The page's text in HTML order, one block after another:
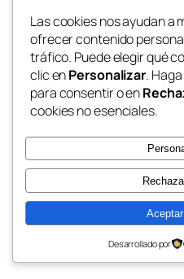
Twenty Twenty-Five
Las cookies nos ayudan a
ofrecer contenido
tráfico. Puede elegir qué
clic enPersonalizar.
para consentir o en
cookies no esenciales.
Desarrollado por